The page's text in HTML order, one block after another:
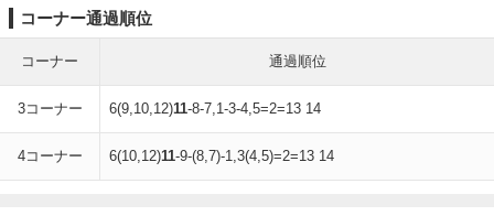
コーナー通過順位
コーナー 通過順位
3コーナー 6(9,10,12)11-8-7,1-3-4,5=2=13 14
4コーナー 6(10,12)11-9-(8,7)-1,3(4,5)=2=13 14